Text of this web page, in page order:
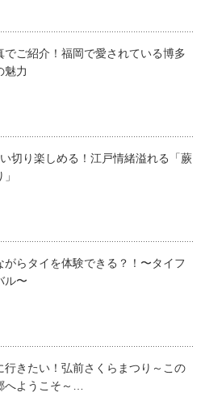
でご紹介！福岡で愛されている博多
魅力
切り楽しめる！江戸情緒溢れる「蕨
がらタイを体験できる？！〜タイフ
ル〜
行きたい！弘前さくらまつり～この
へようこそ～…